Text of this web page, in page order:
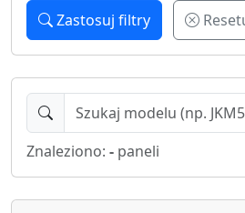
Zastosuj filtry
Znaleziono: - paneli